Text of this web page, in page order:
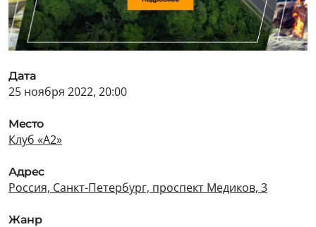
Дата
25 ноября 2022, 20:00
Место
Клуб «А2»
Адрес
Россия, Санкт-Петербург, проспект Медиков, 3
Жанр